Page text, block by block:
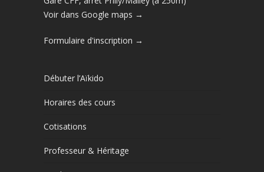
Voir dans Google maps →
Formulaire d'inscription →
Débuter l’Aïkido
Horaires des cours
Cotisations
Professeur & Héritage